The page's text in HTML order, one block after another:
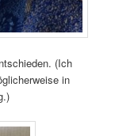
(Ich
in